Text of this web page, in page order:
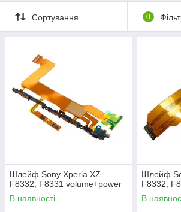
Сортування 0
Шлейф Sony Xperia XZ
F8332, F8331 volume+power
В наявності
Шлейф
F8332,
В